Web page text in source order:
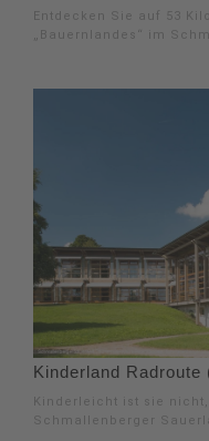
Entdecken Sie auf 53
„Bauernlandes“ im
Kinderland Radroute
Kinderleicht ist sie
Schmallenberger